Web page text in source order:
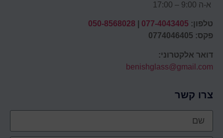
א-ה 9:00 – 17:00
טלפון: 077-4043405
050-8568028
פקס: 0774046405
דואר אלקטרוני:
benishglass@gmail.com
צרו קשר